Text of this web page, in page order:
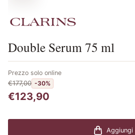
Scopri i prodotti Clarins
Double Serum 75 ml
Prezzo solo online
€177,00 -30%
€123,90
Aggiungi